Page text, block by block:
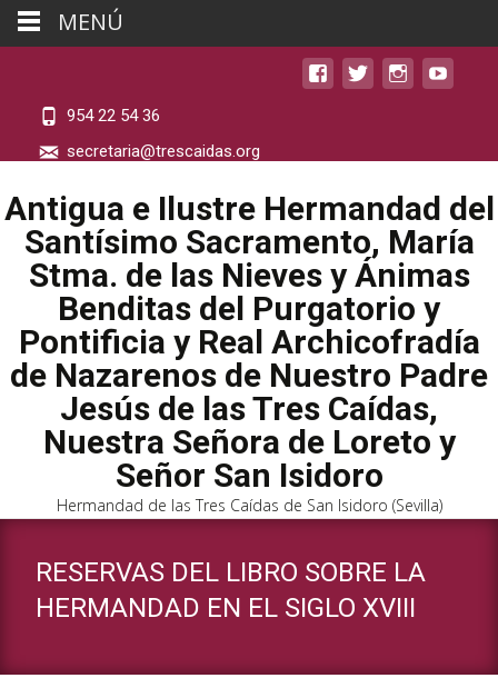
954 22 54 36
secretaria@trescaidas.org
Antigua e Ilustre Hermandad del
Santísimo Sacramento, María
Stma. de las Nieves y Ánimas
Benditas del Purgatorio y
Pontificia y Real Archicofradía
de Nazarenos de Nuestro Padre
Jesús de las Tres Caídas,
Nuestra Señora de Loreto y
Señor San Isidoro
Hermandad de las Tres Caídas de San Isidoro (Sevilla)
RESERVAS DEL LIBRO SOBRE LA
HERMANDAD EN EL SIGLO XVIII
MENÚ